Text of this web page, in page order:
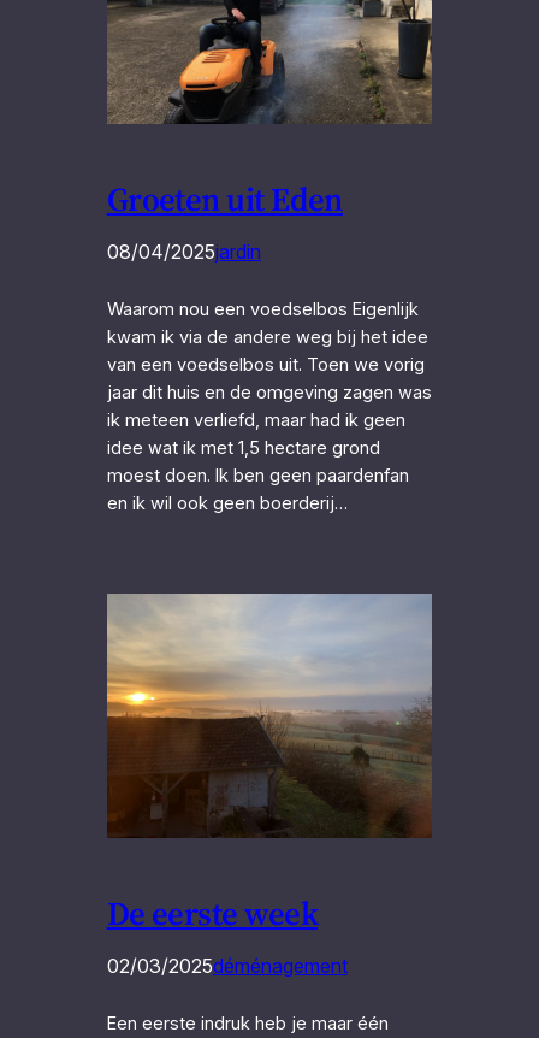
Groeten uit Eden
08/04/2025jardin
Waarom nou een voedselbos Eigenlijk
kwam ik via de andere weg bij het idee
van een voedselbos uit. Toen we vorig
jaar dit huis en de omgeving zagen was
ik meteen verliefd, maar had ik geen
idee wat ik met 1,5 hectare grond
moest doen. Ik ben geen paardenfan
en ik wil ook geen boerderij…
De eerste week
02/03/2025déménagement
Een eerste indruk heb je maar één